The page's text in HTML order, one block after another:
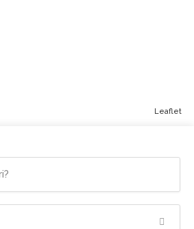
Leaflet